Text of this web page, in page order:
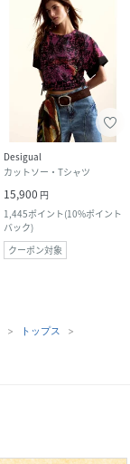
Desigual
カットソー・Tシャツ
15,900 円
1,445ポイント(10%ポイント
バック)
クーポン対象
トップス